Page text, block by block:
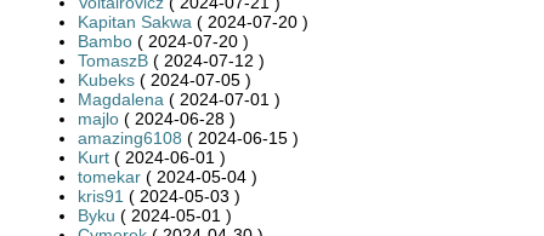
Kapitan Sakwa ( 2024-07-20 )
Bambo ( 2024-07-20 )
TomaszB ( 2024-07-12 )
Kubeks ( 2024-07-05 )
Magdalena ( 2024-07-01 )
majlo ( 2024-06-28 )
amazing6108 ( 2024-06-15 )
Kurt ( 2024-06-01 )
tomekar ( 2024-05-04 )
kris91 ( 2024-05-03 )
Byku ( 2024-05-01 )